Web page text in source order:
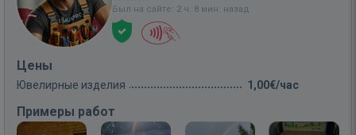
Был на сайте: 2 ч. 8 мин. назад
Цены
Ювелирные изделия 1,00€/час
Примеры работ